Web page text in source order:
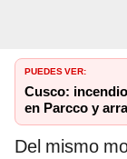
PUEDES VER:
Cusco:
en Parcco y
Del mismo